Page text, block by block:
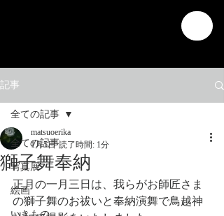
記事
全ての記事
写真展
絵画
全ての記事
獅子舞奉納
matsuoerika
1月5日 読了時間: 1分
正月の一月三日は、我らがお師匠さま
の獅子舞のお祓いと奉納演舞で鳥越神